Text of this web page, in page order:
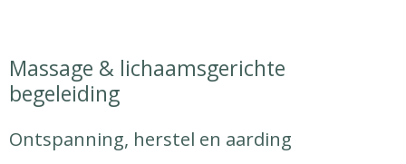
Massage & lichaamsgerichte
begeleiding
Ontspanning, herstel en aarding